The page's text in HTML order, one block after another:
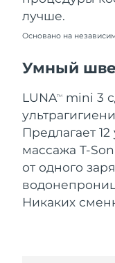
лучше.
Основано на
Умный
LUNATM
mini 3
Предлагает
массажа T-
от одного
Никаких
Южно-
Испания
Швеция
Швейцария